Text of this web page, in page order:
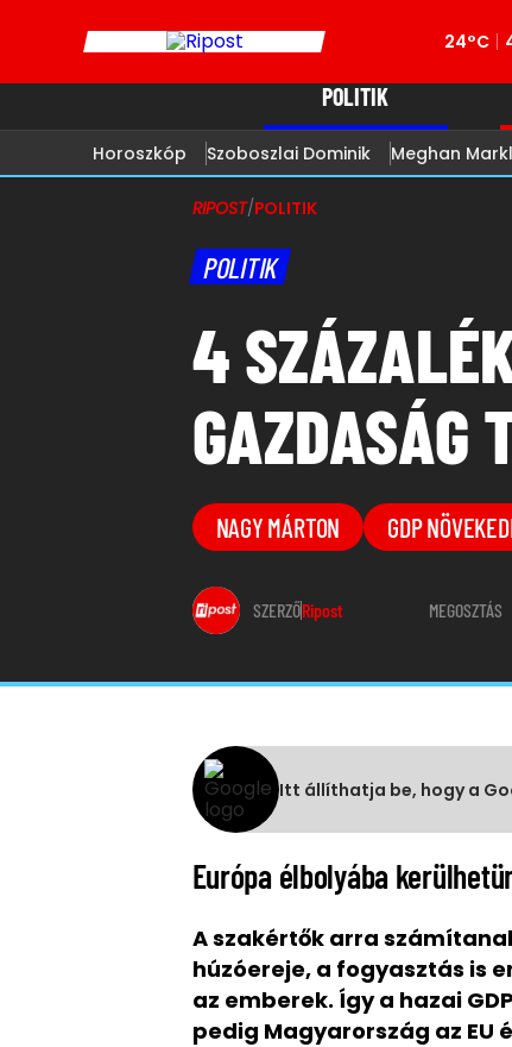
24°C
POLITIK
Horoszkóp Szoboszlai Dominik Meghan
RIPOST/POLITIK
POLITIK
4
GAZDASÁG
NAGY MÁRTON GDP
SZERZŐRipost MEGOSZTÁS
Itt állíthatja be, hogy a
Európa élbolyába
A szakértők arra
húzóereje, a fogyasztás is
az emberek. Így a hazai
pedig Magyarország az EU